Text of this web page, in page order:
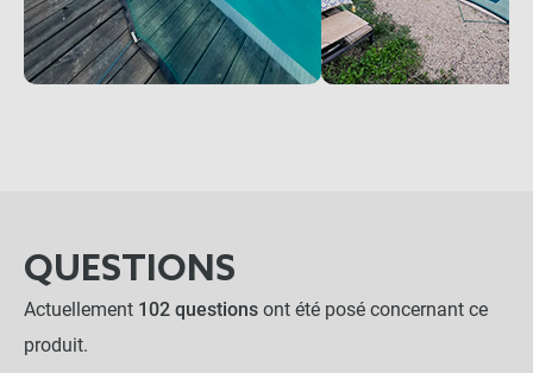
QUESTIONS
Actuellement 102 questions ont été posé concernant ce
produit.